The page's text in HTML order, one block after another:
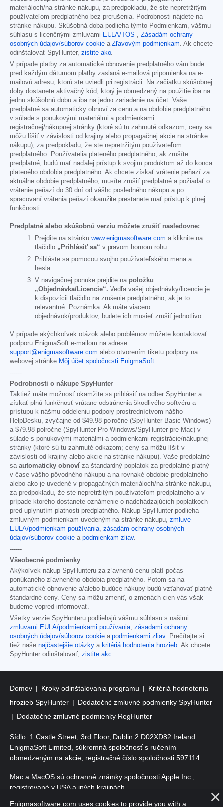
materiáloch/na stránke nákupu, za predpokladu, že ste nepretržitým
používateľom predplatného bez prerušenia. Podrobnosti nájdete na
stránke nákupu. Skúšobná doba podlieha týmto Podmienkam, vášmu
súhlasu s licenčnými zmluvami EULA/TOS
Zásadám ochrany
osobných údajov/súborov cookie a Zľavovým podmienkam . Ak chcete
odinštalovať SpyHunter, zistite ako
V prípade platby za automatické obnovenie predplatného vám bude
pred každým dátumom platby zaslaná e-mailová pripomienka na e-
mailovú adresu, ktorú ste uviedli pri registrácii. Na začiatku skúšobnej
doby dostanete aktivačný kód, ktorý je obmedzený na použitie iba na
jednu skúšobnú dobu a iba na jedno zariadenie na účet. Vaše
predplatné sa automaticky obnoví za cenu a na obdobie predplatného
v súlade s ponukovými materiálmi a podmienkami
registračnej/nákupnej stránky (ktoré sú tu zahrnuté odkazom; ceny sa
môžu líšiť v závislosti od krajiny alebo propagačnej akcie na stránke
nákupu), za predpokladu, že ste nepretržitým používateľom
predplatného. Používatelia plateného predplatného, ak zrušíte
predplatné, budú mať naďalej prístup k svojim produktom až do konca
plateného obdobia predplatného. Ak chcete získať vrátenie peňazí za
aktuálne obdobie predplatného, musíte zrušiť predplatné a požiadať o
vrátenie peňazí do 30 dní od vášho posledného nákupu a po
spracovaní vrátenia peňazí okamžite prestanete mať prístup k plnej
funkčnosti.
Predplatné alebo skúšobnú verziu môžete zrušiť nasledovne:
Prejdite na stránku www.enigmasoftware.com a kliknite na
tlačidlo „Prihlásiť sa“ v pravom hornom rohu.
Prihláste sa pomocou svojho používateľského mena a
hesla.
V navigačnej ponuke prejdite na položku
„Objednávka/Licencie“. Vedľa vašej objednávky/licencie je
k dispozícii tlačidlo na zrušenie predplatného, ak je to
relevantné. Poznámka: Ak máte viacero
objednávok/produktov, budete ich musieť zrušiť jednotlivo.
V prípade akýchkoľvek otázok alebo problémov môžete kontaktovať
podporu EnigmaSoft e-mailom na adrese
support@enigmasoftware.com alebo otvorením tiketu podpory na
webovej stránke Môj účet spoločnosti EnigmaSoft.
------
Podrobnosti o nákupe SpyHunter
Taktiež máte možnosť okamžite sa prihlásiť na odber SpyHunter a
získať plnú funkčnosť vrátane odstránenia škodlivého softvéru a
prístupu k nášmu oddeleniu podpory prostredníctvom nášho
HelpDesku, zvyčajne od $49.98 polročne (SpyHunter Basic Windows)
a $79.98 polročne (SpyHunter Pro Windows/SpyHunter pre Mac) v
súlade s ponukovými materiálmi a podmienkami registrácie/nákupnej
stránky (ktoré sú tu zahrnuté odkazom; ceny sa môžu líšiť v
závislosti od krajiny alebo akcie na stránke nákupu). Vaše predplatné
sa automaticky obnoví za štandardný poplatok za predplatné platný
v čase vášho pôvodného nákupu a na rovnaké obdobie predplatného
alebo ako je uvedené v propagačných materiáloch/na stránke nákupu,
za predpokladu, že ste nepretržitým používateľom predplatného a v
prípade ktorého dostanete oznámenie o nadchádzajúcich poplatkoch
pred uplynutím platnosti predplatného. Nákup SpyHunter podlieha
zmluvným podmienkam uvedeným na stránke nákupu, zmluve
EULA/podmienkam používania, zásadám ochrany osobných
údajov/súborov cookie a podmienkam zliav.
------
Všeobecné podmienky
Akýkoľvek nákup SpyHunteru za zľavnenú cenu platí počas
ponúkaného zľavneného obdobia predplatného. Potom sa na
automatické obnovenie a/alebo budúce nákupy budú vzťahovať platné
štandardné ceny. Ceny sa môžu zmeniť, o zmenách cien vás však
budeme vopred informovať.
Všetky verzie SpyHunteru podliehajú vášmu súhlasu s našimi
zmluvami EULA/podmienkami používania, zásadami ochrany
osobných údajov/súborov cookie a podmienkami zliav. Prečítajte si
tiež naše najčastejšie otázky a kritériá hodnotenia hrozieb. Ak chcete
SpyHunter odinštalovať, zistite ako.
Domov Kroky odinštalovania programu
Kritériá hodnotenia
hrozieb SpyHunter
Dodatočné zmluvné podmienky SpyHunter
Dodatočné zmluvné podmienky RegHunter
Sídlo: 1 Castle Street, 3rd Floor, Dublin 2 D02XD82 Ireland.
EnigmaSoft Limited, súkromná spoločnosť s ručením
obmedzeným na akcie, registračné číslo spoločnosti 597114.
Mac a MacOS sú ochranné známky spoločnosti Apple Inc.,
registrované v USA a iných krajinách.
Enigmasoftware.com uses cookies to provide you with a